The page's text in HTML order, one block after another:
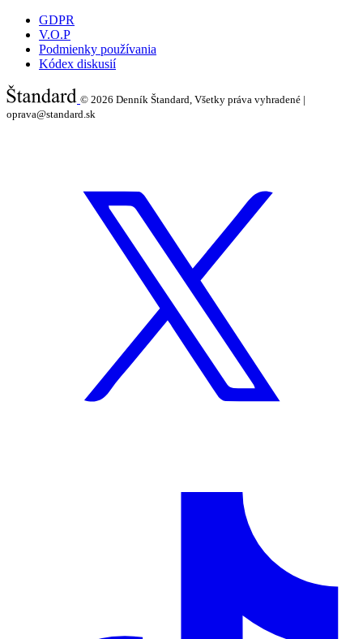
GDPR
V.O.P
Podmienky používania
Kódex diskusií
© 2026 Denník Štandard, Všetky práva vyhradené |
oprava@standard.sk